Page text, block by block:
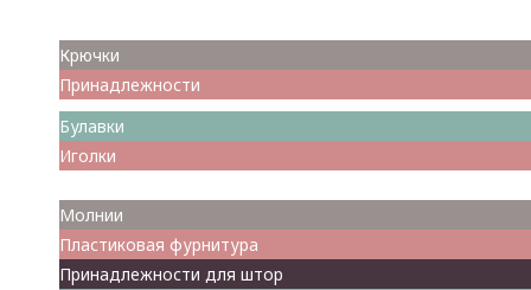
Крючки
Принадлежности
Булавки
Иголки
Молнии
Пластиковая фурнитура
Принадлежности для штор